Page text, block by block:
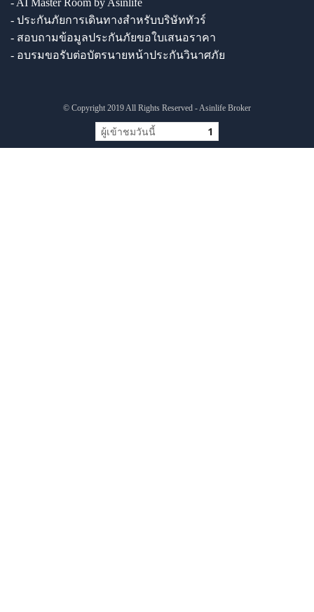
- ประกันภัยการเดินทางสำหรับบริษัททัวร์
- สอบถามข้อมูลประกันภัยขอใบเสนอราคา
- อบรมขอรับต่อบัตรนายหน้าประกันวินาศภัย
© Copyright 2019 All Rights Reserved - Asinlife Broker
ผู้เข้าชมวันนี้ 1